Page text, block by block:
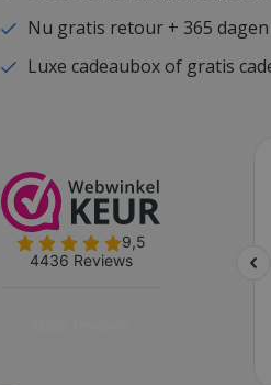
Nu gratis retour + 365
Luxe cadeaubox of gratis